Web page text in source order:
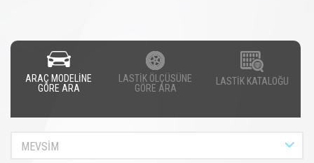
ARAÇ MODELİNE
GÖRE ARA
LASTİK ÖLÇÜSÜNE
GÖRE ARA
LASTİK KATALOĞU
MEVSİM